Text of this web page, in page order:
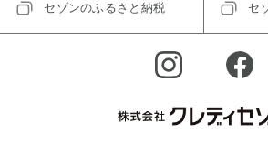
セゾンのふるさと納税 セ